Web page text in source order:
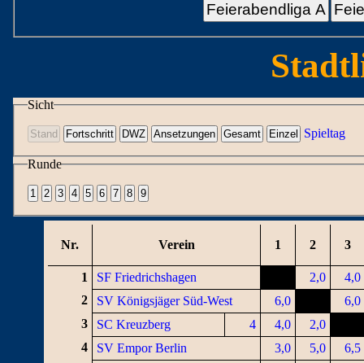
Feierabendliga A
Sicht
Spieltag
Runde
Nr. Verein 1 2 3
1 SF Friedrichshagen 2,0
4,0
2
SV Königsjäger Süd-West 6,0
6,0
3
SC Kreuzberg 4 4,0
2,0
4
SV Empor Berlin 3,0 5,0
6,5